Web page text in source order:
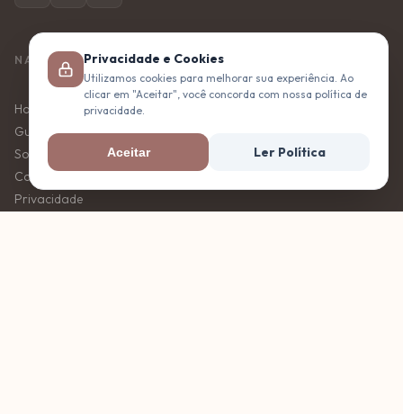
NAVEGACAO
Home
Guias
Sobre
Contato
Privacidade
Privacidade e Cookies
Utilizamos cookies para melhorar sua experiência. Ao
clicar em "Aceitar", você concorda com nossa política de
privacidade.
Aceitar Ler Política